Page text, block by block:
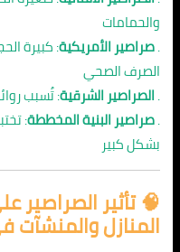
والحمامات
.صراصير الأمريكية: كبيرة
الصرف الصحي
.الصراصير الشرقية: تُسبب
.صراصير البنية المخططة:
بشكل كبير
🧠 تأثير الصراصير
المنازل